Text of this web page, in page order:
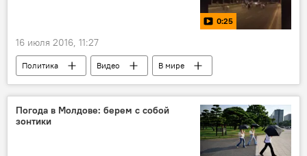
0:25
16 июля 2016, 11:27
Политика Видео
В мире
Новости
Мультимедиа
Происшествия
Мятеж в Турции
Погода в Молдове: берем с собой
зонтики